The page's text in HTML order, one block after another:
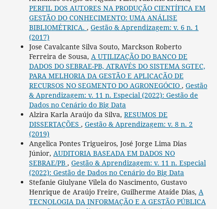
PERFIL DOS AUTORES NA PRODUÇÃO CIENTÍFICA EM
GESTÃO DO CONHECIMENTO: UMA ANÁLISE
BIBLIOMÉTRICA. , Gestão & Aprendizagem: v. 6 n. 1
(2017)
Jose Cavalcante Silva Souto, Marckson Roberto
Ferreira de Sousa, A UTILIZAÇÃO DO BANCO DE
DADOS DO SEBRAE-PB, ATRAVÉS DO SISTEMA SGTEC,
PARA MELHORIA DA GESTÃO E APLICAÇÃO DE
RECURSOS NO SEGMENTO DO AGRONEGÓCIO , Gestão
& Aprendizagem: v. 11 n. Especial (2022): Gestão de
Dados no Cenário do Big Data
Alzira Karla Araújo da Silva, RESUMOS DE
DISSERTAÇÕES , Gestão & Aprendizagem: v. 8 n. 2
(2019)
Angelica Pontes Trigueiros, José Jorge Lima Dias
Júnior, AUDITORIA BASEADA EM DADOS NO
SEBRAE/PB , Gestão & Aprendizagem: v. 11 n. Especial
(2022): Gestão de Dados no Cenário do Big Data
Stefanie Giulyane Vilela do Nascimento, Gustavo
Henrique de Araújo Freire, Guilherme Ataíde Dias, A
TECNOLOGIA DA INFORMAÇÃO E A GESTÃO PÚBLICA